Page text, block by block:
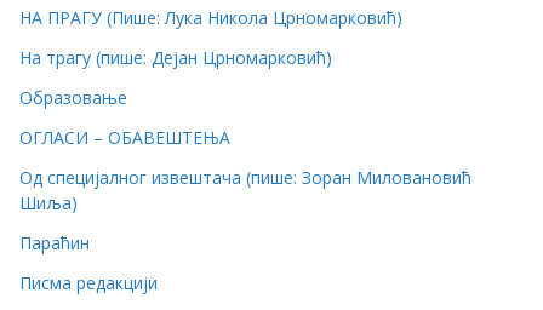
НА ПРАГУ (Пише: Лука Никола Црномарковић)
На трагу (пише: Дејан Црномарковић)
Образовање
ОГЛАСИ – ОБАВЕШТЕЊА
Од специјалног извештача (пише: Зоран Миловановић
Шиља)
Параћин
Писма редакцији